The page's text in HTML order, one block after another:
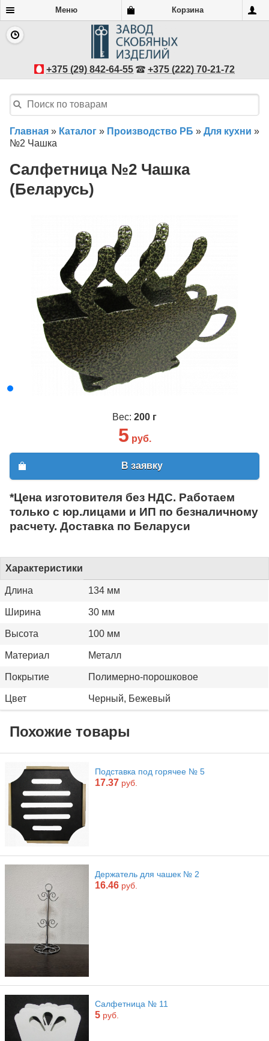
Меню Корзина
+375 (29) 842-64-55 +375 (222) 70-21-72
Главная » Каталог » Производство РБ » Для кухни »
№2 Чашка
Салфетница №2 Чашка
(Беларусь)
Вес: 200 г
5 руб.
В заявку
*Цена изготовителя без НДС. Работаем
только с юр.лицами и ИП по безналичному
расчету. Доставка по Беларуси
Характеристики
Длина 134 мм
Ширина 30 мм
Высота 100 мм
Материал Металл
Покрытие Полимерно-порошковое
Цвет Черный, Бежевый
Похожие товары
Подставка под горячее № 5
17.37 руб.
Держатель для чашек № 2
16.46 руб.
Салфетница № 11
5 руб.